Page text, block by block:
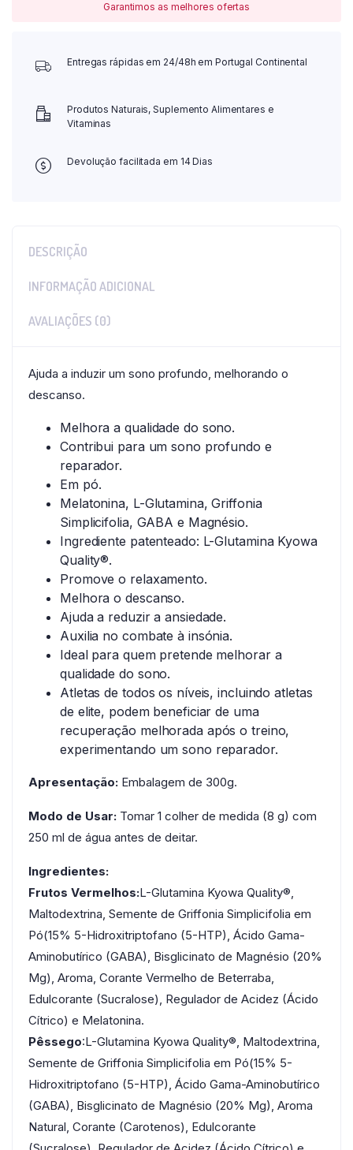
Garantimos as melhores ofertas
Entregas rápidas em 24/48h em Portugal Continental
Produtos Naturais, Suplemento Alimentares e
Vitaminas
Devolução facilitada em 14 Dias
DESCRIÇÃO
INFORMAÇÃO ADICIONAL
AVALIAÇÕES (0)
Ajuda a induzir um sono profundo, melhorando o
descanso.
Melhora a qualidade do sono.
Contribui para um sono profundo e
reparador.
Em pó.
Melatonina, L-Glutamina, Griffonia
Simplicifolia, GABA e Magnésio.
Ingrediente patenteado: L-Glutamina Kyowa
Quality®.
Promove o relaxamento.
Melhora o descanso.
Ajuda a reduzir a ansiedade.
Auxilia no combate à insónia.
Ideal para quem pretende melhorar a
qualidade do sono.
Atletas de todos os níveis, incluindo atletas
de elite, podem beneficiar de uma
recuperação melhorada após o treino,
experimentando um sono reparador.
Apresentação: Embalagem de 300g.
Modo de Usar: Tomar 1 colher de medida (8 g) com
250 ml de água antes de deitar.
Ingredientes:
Frutos Vermelhos:L-Glutamina Kyowa Quality®,
Maltodextrina, Semente de Griffonia Simplicifolia em
Pó(15% 5-Hidroxitriptofano (5-HTP), Ácido Gama-
Aminobutírico (GABA), Bisglicinato de Magnésio (20%
Mg), Aroma, Corante Vermelho de Beterraba,
Edulcorante (Sucralose), Regulador de Acidez (Ácido
Cítrico) e Melatonina.
Pêssego:L-Glutamina Kyowa Quality®, Maltodextrina,
Semente de Griffonia Simplicifolia em Pó(15% 5-
Hidroxitriptofano (5-HTP), Ácido Gama-Aminobutírico
(GABA), Bisglicinato de Magnésio (20% Mg), Aroma
Natural, Corante (Carotenos), Edulcorante